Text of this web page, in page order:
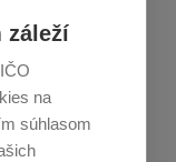
záleží
na
súhlasom